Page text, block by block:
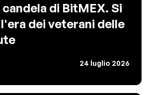
di BitMEX. Si
dei veterani delle
24 luglio 2026